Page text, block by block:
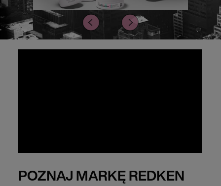
POZNAJ MARKĘ REDKEN